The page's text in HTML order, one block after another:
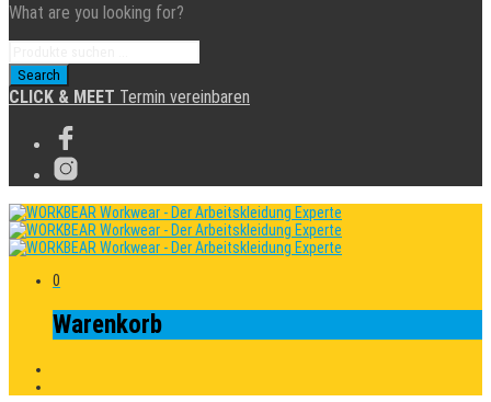
What are you looking for?
CLICK & MEET Termin vereinbaren
0
Warenkorb